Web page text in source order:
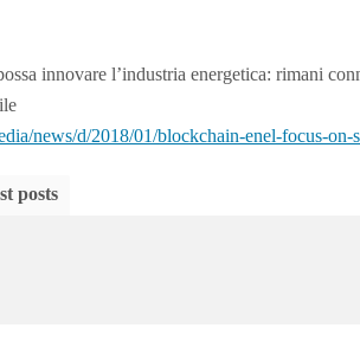
innovare l’industria energetica: rimani
news/d/2018/01/blockchain-enel-focus-on-
posts